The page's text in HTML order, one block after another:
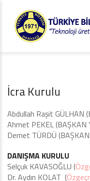
İcra Kurulu
Abdullah Raşit GÜLHAN
Ahmet PEKEL (BAŞKAN
Demet TÜRDÜ
DANIŞMA KURULU
Selçuk KAVASOĞLU (
Dr. Aydın KOLAT (